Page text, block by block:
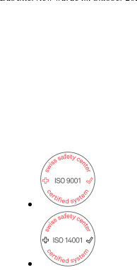
Produkte
onway routers
Entdecken
Angebot.